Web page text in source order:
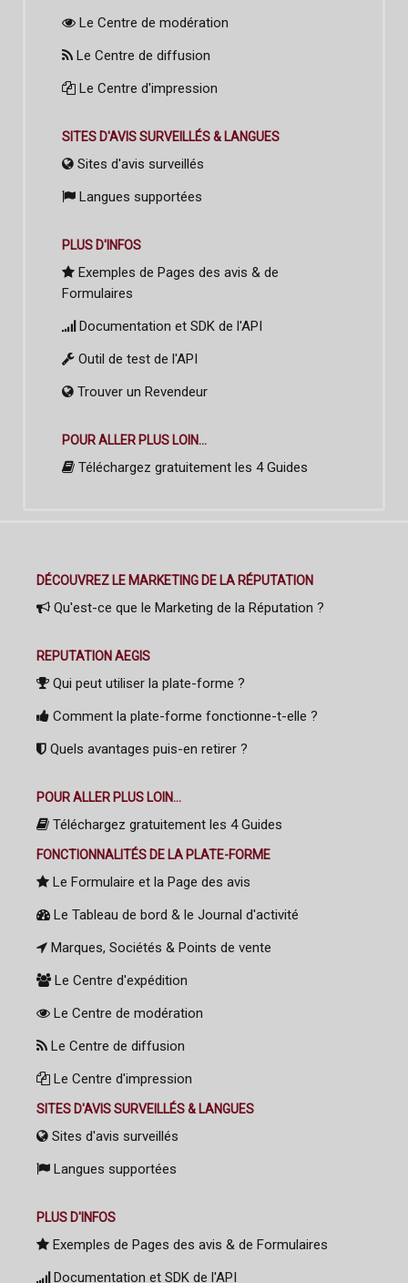
Le Centre de modération
Le Centre de diffusion
Le Centre d'impression
SITES D'AVIS SURVEILLÉS & LANGUES
Sites d'avis surveillés
Langues supportées
PLUS D'INFOS
Exemples de Pages des avis & de
Formulaires
Documentation et SDK de l'API
Outil de test de l'API
Trouver un Revendeur
POUR ALLER PLUS LOIN...
Téléchargez gratuitement les 4 Guides
DÉCOUVREZ LE MARKETING DE LA RÉPUTATION
Qu'est-ce que le Marketing de la Réputation ?
REPUTATION AEGIS
Qui peut utiliser la plate-forme ?
Comment la plate-forme fonctionne-t-elle ?
Quels avantages puis-en retirer ?
POUR ALLER PLUS LOIN...
Téléchargez gratuitement les 4 Guides
FONCTIONNALITÉS DE LA PLATE-FORME
Le Formulaire et la Page des avis
Le Tableau de bord & le Journal d'activité
Marques, Sociétés & Points de vente
Le Centre d'expédition
Le Centre de modération
Le Centre de diffusion
Le Centre d'impression
SITES D'AVIS SURVEILLÉS & LANGUES
Sites d'avis surveillés
Langues supportées
PLUS D'INFOS
Exemples de Pages des avis & de Formulaires
Documentation et SDK de l'API